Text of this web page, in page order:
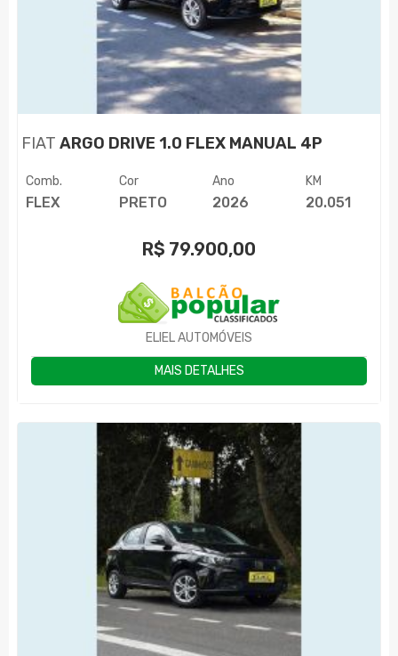
FIAT ARGO DRIVE 1.0 FLEX MANUAL 4P
Comb.
FLEX
Cor
PRETO
Ano
2026
KM
20.051
R$ 79.900,00
ELIEL AUTOMÓVEIS
MAIS DETALHES